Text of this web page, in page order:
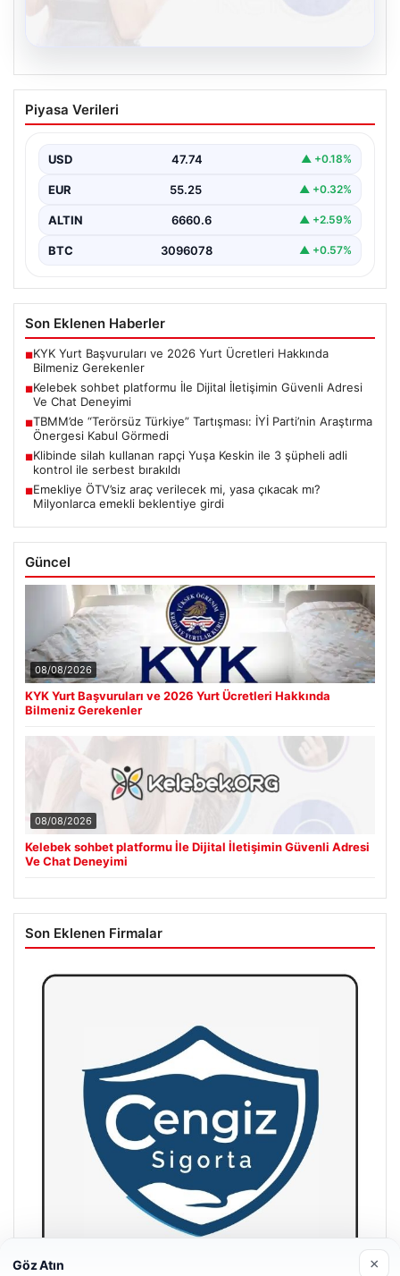
Kelebek sohbet platformu İle Dijital
İletişimin Güvenli Adresi Ve Chat
İnternet çağında insanların güvenli bir biçimde bağlantı
Piyasa Verileri
USD 47.74 ▲ +0.18%
EUR 55.25 ▲ +0.32%
ALTIN 6660.6 ▲ +2.59%
BTC 3096078 ▲ +0.57%
Son Eklenen Haberler
■KYK Yurt Başvuruları ve 2026 Yurt Ücretleri Hakkında
Bilmeniz Gerekenler
■Kelebek sohbet platformu İle Dijital İletişimin Güvenli Adresi
Ve Chat Deneyimi
■TBMM’de “Terörsüz Türkiye” Tartışması: İYİ Parti’nin Araştırma
Önergesi Kabul Görmedi
■Klibinde silah kullanan rapçi Yuşa Keskin ile 3 şüpheli adli
kontrol ile serbest bırakıldı
■Emekliye ÖTV’siz araç verilecek mi, yasa çıkacak mı?
Milyonlarca emekli beklentiye girdi
Güncel
08/08/2026
KYK Yurt Başvuruları ve 2026 Yurt Ücretleri Hakkında
Bilmeniz Gerekenler
08/08/2026
Kelebek sohbet platformu İle Dijital İletişimin Güvenli Adresi
Ve Chat Deneyimi
Son Eklenen Firmalar
Göz Atın ×